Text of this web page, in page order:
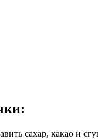
:
сахар, какао и